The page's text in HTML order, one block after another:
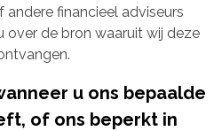
financieel adviseurs
over de bron waaruit wij deze
u ons bepaalde
of ons beperkt in